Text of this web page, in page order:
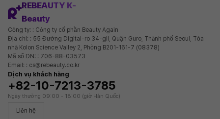
REBEAUTY K-
Beauty
Công ty: : Công ty cổ phần Beauty Again
Địa chỉ: : 55 Đường Digital-ro 34-gil, Quận Guro, Thành phố Seoul, Tòa
nhà Kolon Science Valley 2, Phòng B201-161-7 (08378)
Mã số DN: : 706-88-03573
Email: : cs@rebeauty.co.kr
Dịch vụ khách hàng
+82-10-7213-3785
Ngày thường 09:00 - 18:00 (giờ Hàn Quốc)
Liên hệ